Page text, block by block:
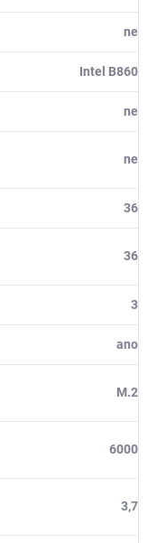
ne
Intel B860
ne
ne
36
36
3
ano
M.2
6000
3,7